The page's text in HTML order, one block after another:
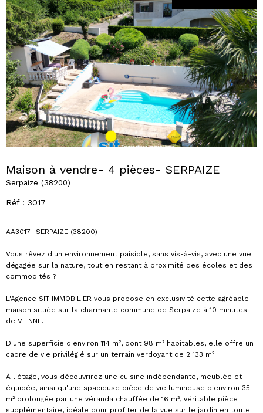
Maison à vendre- 4 pièces- SERPAIZE
Serpaize (38200)
Réf : 3017
AA3017- SERPAIZE (38200)
Vous rêvez d'un environnement paisible, sans vis-à-vis, avec une vue
dégagée sur la nature, tout en restant à proximité des écoles et des
commodités ?
L'Agence SIT IMMOBILIER vous propose en exclusivité cette agréable
maison située sur la charmante commune de Serpaize à 10 minutes
de VIENNE.
D'une superficie d'environ 114 m², dont 98 m² habitables, elle offre un
cadre de vie privilégié sur un terrain verdoyant de 2 133 m².
À l'étage, vous découvrirez une cuisine indépendante, meublée et
équipée, ainsi qu'une spacieuse pièce de vie lumineuse d'environ 35
m² prolongée par une véranda chauffée de 16 m², véritable pièce
supplémentaire, idéale pour profiter de la vue sur le jardin en toute